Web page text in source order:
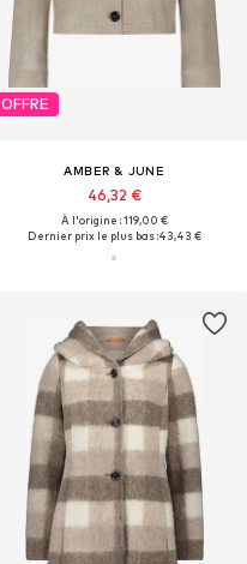
OFFRE
AMBER & JUNE
46,32 €
À l'origine : 119,00 €
Dernier prix le plus bas :43,43 €